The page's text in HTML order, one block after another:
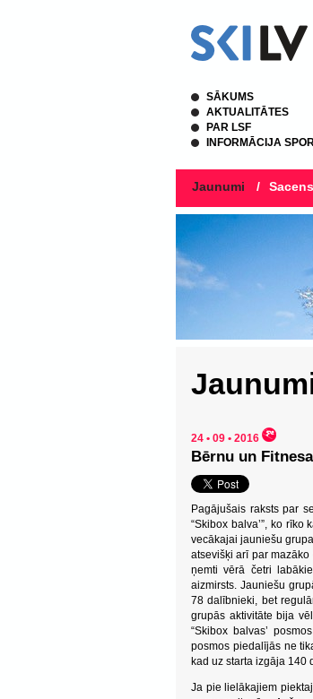
SĀKUMS
AKTUALITĀTES
PAR LSF
INFORMĀCIJA
Jaunumi /
24 • 09 • 2016
Bērnu un
Pagājušais raksts par
“Skibox balva’”, ko
vecākajai jauniešu
atsevišķi arī par
ņemti vērā četri
aizmirsts. Jauniešu
78 dalībnieki, bet
grupās aktivitāte bija
“Skibox balvas’
posmos piedalījās ne
kad uz starta izgāja 140
Ja pie lielākajiem